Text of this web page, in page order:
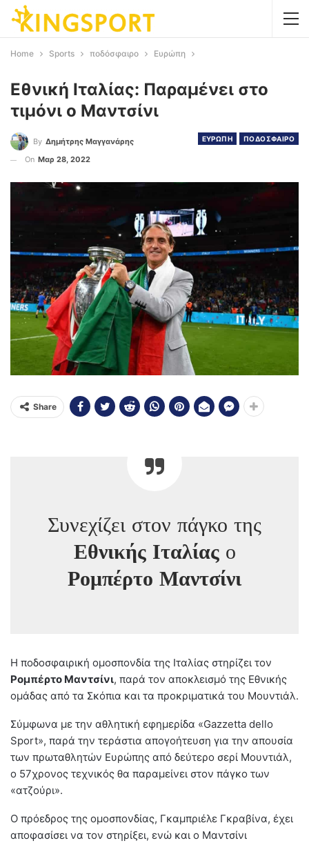
Home Sports ποδόσφαιρο Ευρώπη
Εθνική Ιταλίας: Παραμένει στo
τιμόνι ο Μαντσίνι
ΕΥΡΩΠΗ ΠΟΔΟΣΦΑΙΡΟ
By Δημήτρης Μαγγανάρης
On Μαρ 28, 2022
Share
Συνεχίζει στον πάγκο της
Εθνικής Ιταλίαςο
Ρομπέρτο Μαντσίνι
Η ποδοσφαιρική ομοσπονδία της Ιταλίας στηρίζει τον
Ρομπέρτο Μαντσίνι, παρά τον αποκλεισμό της Εθνικής
ομάδας από τα Σκόπια και τα προκριματικά του Μουντιάλ.
Σύμφωνα με την αθλητική εφημερίδα «Gazzetta dello
Sport», παρά την τεράστια απογοήτευση για την απουσία
των πρωταθλητών Ευρώπης από δεύτερο σερί Μουντιάλ,
ο 57χρονος τεχνικός θα παραμείνει στον πάγκο των
«ατζούρι».
Ο πρόεδρος της ομοσπονδίας, Γκαμπριέλε Γκραβίνα, έχει
αποφασίσει να τον στηρίξει, ενώ και ο Μαντσίνι